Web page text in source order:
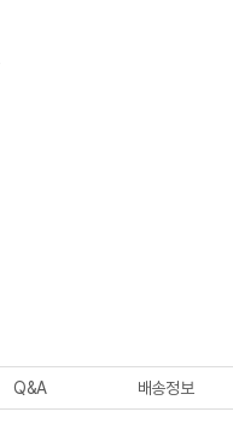
Q&A 배송정보